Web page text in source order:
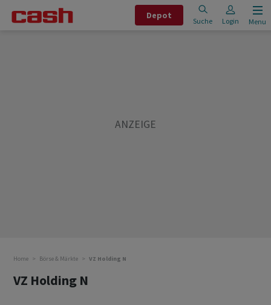
Depot
Suche Login Menu
Home Börse & Märkte VZ Holding N
VZ Holding N